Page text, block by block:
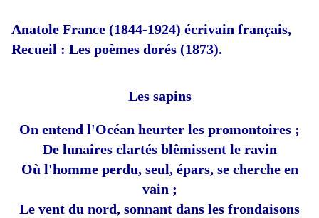
Anatole France (1844-1924) écrivain français,
Recueil : Les poèmes dorés (1873).
Les sapins
On entend l'Océan heurter les promontoires ;
De lunaires clartés blêmissent le ravin
Où l'homme perdu, seul, épars, se cherche en
vain ;
Le vent du nord, sonnant dans les frondaisons